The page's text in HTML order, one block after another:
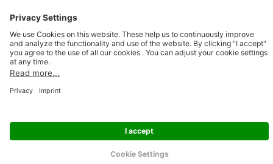
SSI linkedinSSI facebook
© 2026